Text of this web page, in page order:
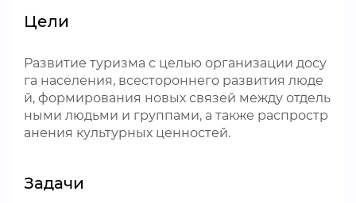
Цели
Развитие туризма с целью организации досу
га населения, всестороннего развития люде
й, формирования новых связей между отдель
ными людьми и группами, а также распростр
анения культурных ценностей.
Задачи